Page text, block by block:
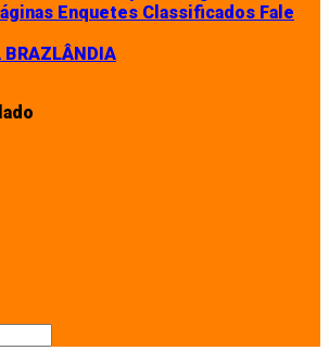
Enquetes Classificados Fale